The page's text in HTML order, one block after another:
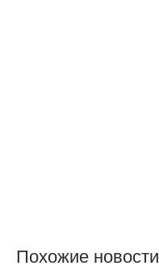
Похожие новости